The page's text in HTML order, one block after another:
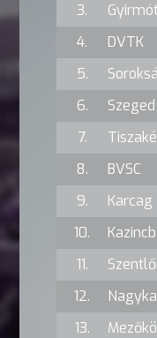
3.
Gyirmót
4.
DVTK
5.
6.
Szeged
7.
8.
BVSC
9.
Karcag
10.
11.
12.
13.